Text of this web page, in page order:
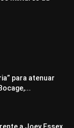
para atenuar
a Joey Essex